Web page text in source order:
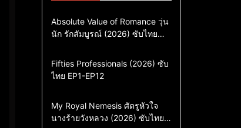
Comedy Drama
ซีรี่ย์เกาหลี
ซีรี่ย์เกาหลีซับไทย
Absolute Value of Romance วุ่น
นัก รักสัมบูรณ์ (2026) ซับไทย
Action & Adventure
Comedy
Drama
ซีรี่ย์เกาหลี
Fifties Professionals (2026) ซับ
ไทย EP1-EP12
Comedy
Drama
Sci-Fi & Fantasy
ซีรี่ย์เกาหลี
My Royal Nemesis ศัตรูหัวใจ
นางร้ายวังหลวง (2026) ซับไทย